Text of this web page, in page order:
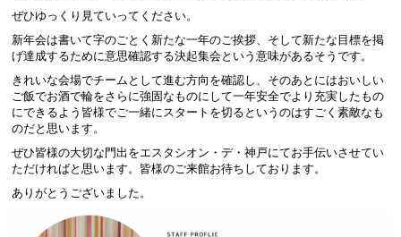
ぜひゆっくり見ていってください。
新年会は書いて字のごとく新たな一年のご挨拶、そして新たな目標を掲
げ達成するために意思確認する決起集会という意味があるそうです。
きれいな会場でチームとして進む方向を確認し、そのあとにはおいしい
ご飯でお酒で輪をさらに強固なものにして一年安全でより充実したもの
にできるよう皆様でご一緒にスタートを切るというのはすごく素敵なも
のだと思います。
ぜひ皆様の大切な門出をエスタシオン・デ・神戸にてお手伝いさせてい
ただければと思います。皆様のご来館お待ちしております。
ありがとうございました。